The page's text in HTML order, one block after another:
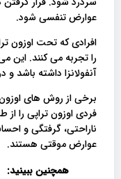
عوارض تنفسی شود.
افرادی که تحت اوزون
را تجربه می کنند. این
آنفولانزا داشته باشد
برخی از روش های
فردی اوزون تراپی را
ناراحتی، گرفتگی و
عوارض موقتی هستند.
همچنین ببینید: